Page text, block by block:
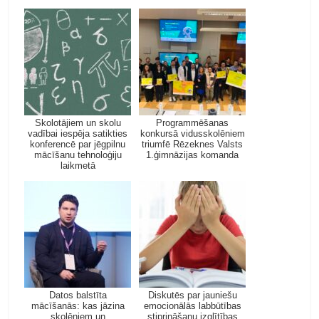
Skolotājiem un skolu
vadībai iespēja satikties
konferencē par jēgpilnu
mācīšanu tehnoloģiju
laikmetā
Programmēšanas
konkursā vidusskolēniem
triumfē Rēzeknes Valsts
1.ģimnāzijas komanda
Datos balstīta
mācīšanās: kas jāzina
skolēniem un
Diskutēs par jauniešu
emocionālās labbūtības
stiprināšanu izglītības